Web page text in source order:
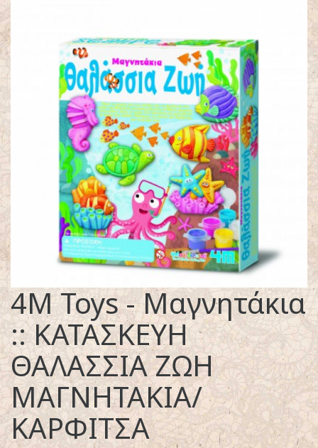
4M Toys - Μαγνητάκια
:: ΚΑΤΑΣΚΕΥΗ
ΘΑΛΑΣΣΙΑ ΖΩΗ
ΜΑΓΝΗΤΑΚΙΑ/
ΚΑΡΦΙΤΣΑ